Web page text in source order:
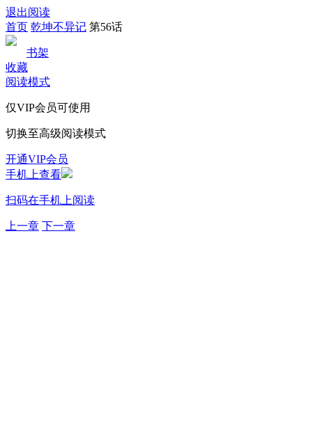
退出阅读
首页 乾坤不异记 第56话
书架
收藏
阅读模式
仅VIP会员可使用
切换至高级阅读模式
开通VIP会员
手机上查看
扫码在手机上阅读
上一章 下一章